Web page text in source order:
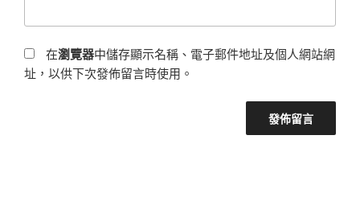
在瀏覽器中儲存顯示名稱、電子郵件地址及個人網站網
址，以供下次發佈留言時使用。